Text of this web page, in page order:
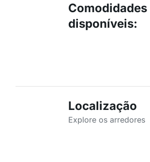
Comodidades
disponíveis:
Localização
Explore os arredores